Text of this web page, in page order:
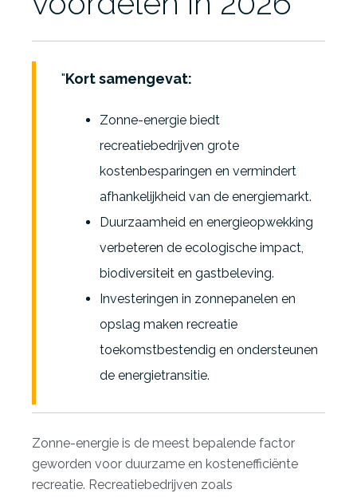
Kort samengevat:
Zonne-energie biedt
recreatiebedrijven grote
kostenbesparingen en vermindert
afhankelijkheid van de energiemarkt.
Duurzaamheid en energieopwekking
verbeteren de ecologische impact,
biodiversiteit en gastbeleving.
Investeringen in zonnepanelen en
opslag maken recreatie
toekomstbestendig en ondersteunen
de energietransitie.
Zonne-energie is de meest bepalende factor
geworden voor duurzame en kostenefficiënte
recreatie. Recreatiebedrijven zoals